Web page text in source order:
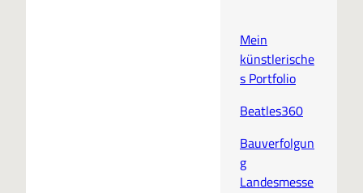
Mein
künstlerische
s Portfolio
Beatles360
Bauverfolgun
g
Landesmesse